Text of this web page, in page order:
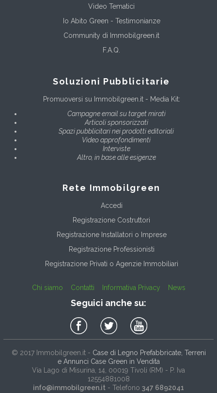
Video Tematici
Io Abito Green - Testimonianze
Community di Immobilgreen.it
F.A.Q.
Soluzioni Pubblicitarie
Promuoversi su Immobilgreen.it - Media Kit:
Campagne email su target mirati
Articoli sponsorizzati
Spazi pubblicitari nei prodotti editoriali
Video approfondimenti
Interviste
Altro, in base alle esigenze
Rete Immobilgreen
Accedi
Registrazione Costruttori
Registrazione Installatori o Imprese
Registrazione Professionisti
Registrazione Privati o Agenzie Immobiliari
Chi siamo Contatti Informativa Privacy News
Seguici anche su:
© 2017 Immobilgreen.it- Case di Legno Prefabbricate, Terreni
e Annunci Case Green in Vendita
Via Lago di Misurina, 14 , 00019 Tivoli (RM) - P. Iva
12554881008
info@immobilgreen.it - Telefono 347 6892041